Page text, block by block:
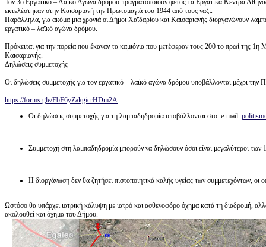
Τον 3ο Εργατικό – Λαϊκό Αγώνα δρόμου πραγματοποιούν φέτος τα Εργατικά Κέντρα
εκτελέστηκαν στην Καισαριανή την Πρωτομαγιά του 1944 από τους ναζί.
Παράλληλα, για ακόμα μια χρονιά οι Δήμοι Χαϊδαρίου και Καισαριανής διοργανώνουν
εργατικό – λαϊκό αγώνα δρόμου.
Πρόκειται για την πορεία που έκαναν τα καμιόνια που μετέφεραν τους 200 το πρωί της
Καισαριανής.
Δηλώσεις συμμετοχής
Οι δηλώσεις συμμετοχής για τον εργατικό – λαϊκό αγώνα δρόμου υποβάλλονται μέχρι
https://forms.gle/EbF6yZakgicrHDm2A
Οι δηλώσεις συμμετοχής για τη λαμπαδηδρομία υποβάλλονται στο e-mail:
Συμμετοχή στη λαμπαδηδρομία μπορούν να δηλώσουν όσοι είναι μεγαλύτεροι των
Η διοργάνωση δεν θα ζητήσει πιστοποιητικά καλής υγείας των συμμετεχόντων, οι
Ωστόσο θα υπάρχει ιατρική κάλυψη με ιατρό και ασθενοφόρο όχημα κατά τη διαδρομή,
ακολουθεί και όχημα του Δήμου.